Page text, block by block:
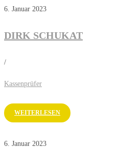
6. Januar 2023
DIRK SCHUKAT
/
Kassenprüfer
WEITERLESEN
6. Januar 2023